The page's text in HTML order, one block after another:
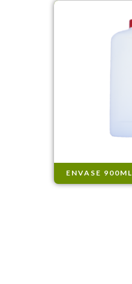
ENVASE 900ML